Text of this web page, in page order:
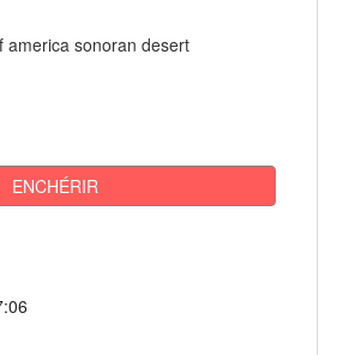
america sonoran desert
ENCHÉRIR